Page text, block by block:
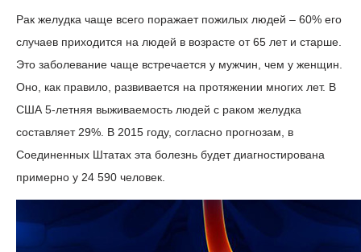
Рак желудка чаще всего поражает пожилых людей – 60% его
случаев приходится на людей в возрасте от 65 лет и старше.
Это заболевание чаще встречается у мужчин, чем у женщин.
Оно, как правило, развивается на протяжении многих лет. В
США 5-летняя выживаемость людей с раком желудка
составляет 29%. В 2015 году, согласно прогнозам, в
Соединенных Штатах эта болезнь будет диагностирована
примерно у 24 590 человек.